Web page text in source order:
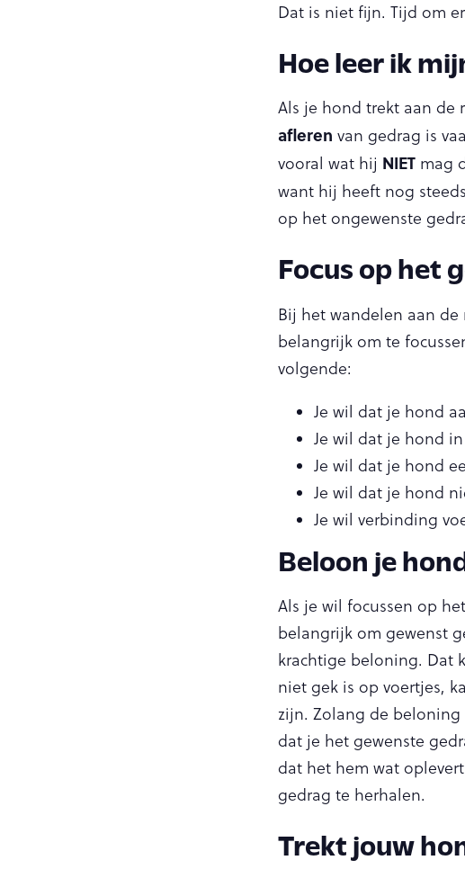
Dat is niet fijn. Tijd om
Hoe leer ik
Als je hond trekt aan de
afleren van gedrag is
vooral wat hij NIET mag
want hij heeft nog
op het ongewenste
Focus op het
Bij het wandelen aan
belangrijk om te
volgende:
Je wil dat je hond
Je wil dat je hond
Je wil dat je hond
Je wil dat je hond
Je wil verbinding
Beloon je
Als je wil focussen op
belangrijk om gewenst
krachtige beloning. Dat
niet gek is op voertjes,
zijn. Zolang de
dat je het gewenste
dat het hem wat
gedrag te herhalen.
Trekt jouw